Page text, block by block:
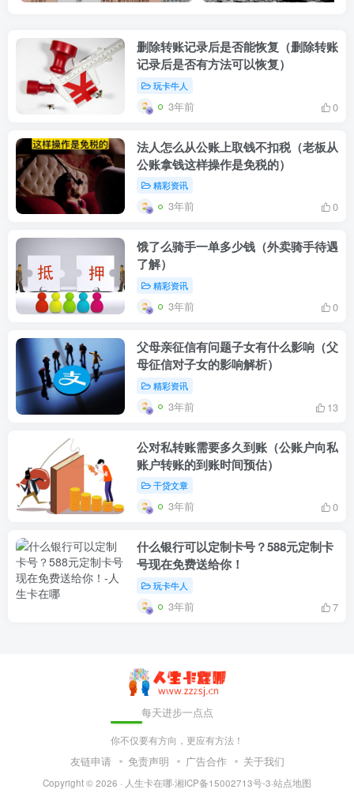
删除转账记录后是否能恢复（删除转账
记录后是否有方法可以恢复）
玩卡牛人
3年前 0
法人怎么从公账上取钱不扣税（老板从
公账拿钱这样操作是免税的）
精彩资讯
3年前 0
饿了么骑手一单多少钱（外卖骑手待遇
了解）
精彩资讯
3年前 0
父母亲征信有问题子女有什么影响（父
母征信对子女的影响解析）
精彩资讯
3年前 13
公对私转账需要多久到账（公账户向私
账户转账的到账时间预估）
干贷文章
3年前 0
什么银行可以定制卡号？588元定制卡
号现在免费送给你！
玩卡牛人
3年前 7
每天进步一点点
你不仅要有方向，更应有方法！
友链申请 免责声明 广告合作 关于我们
Copyright © 2026 · 人生卡在哪·湘ICP备15002713号-3·站点地图